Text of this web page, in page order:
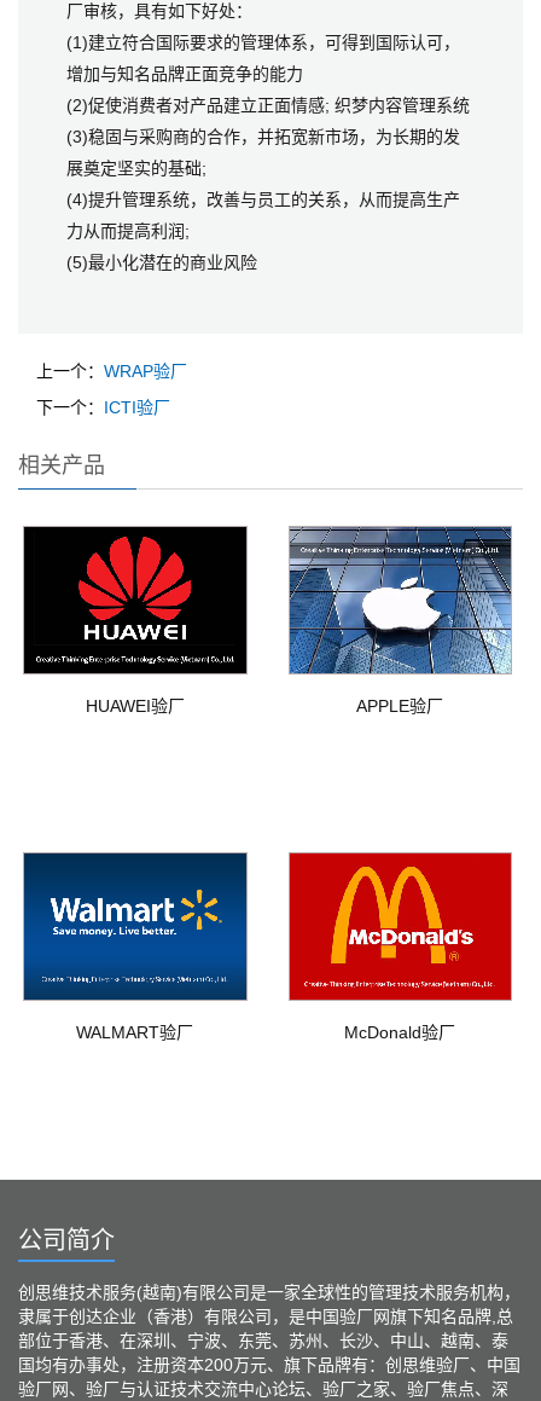
厂审核，具有如下好处：
(1)建立符合国际要求的管理体系，可得到国际认可，
增加与知名品牌正面竞争的能力
(2)促使消费者对产品建立正面情感; 织梦内容管理系统
(3)稳固与采购商的合作，并拓宽新市场，为长期的发
展奠定坚实的基础;
(4)提升管理系统，改善与员工的关系，从而提高生产
力从而提高利润;
(5)最小化潜在的商业风险
上一个： WRAP验厂
下一个： ICTI验厂
相关产品
HUAWEI验厂 APPLE验厂
WALMART验厂 McDonald验厂
公司简介
创思维技术服务(越南)有限公司是一家全球性的管理技术服务机构，
隶属于创达企业（香港）有限公司，是中国验厂网旗下知名品牌,总
部位于香港、在深圳、宁波、东莞、苏州、长沙、中山、越南、泰
国均有办事处，注册资本200万元、旗下品牌有：创思维验厂、中国
验厂网、验厂与认证技术交流中心论坛、验厂之家、验厂焦点、深